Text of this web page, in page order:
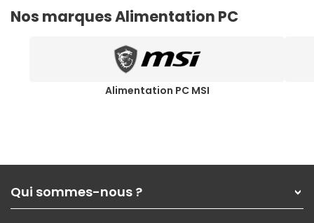
Nos marques Alimentation PC
Alimentation PC MSI
Qui sommes-nous ?